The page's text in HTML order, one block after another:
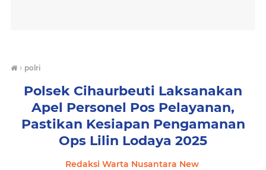
› polri
Polsek Cihaurbeuti Laksanakan
Apel Personel Pos Pelayanan,
Pastikan Kesiapan Pengamanan
Ops Lilin Lodaya 2025
Redaksi Warta Nusantara New